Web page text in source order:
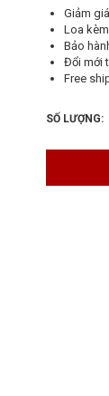
Giảm
Loa
Bảo
Đổi mới
Free
SỐ LƯỢNG: